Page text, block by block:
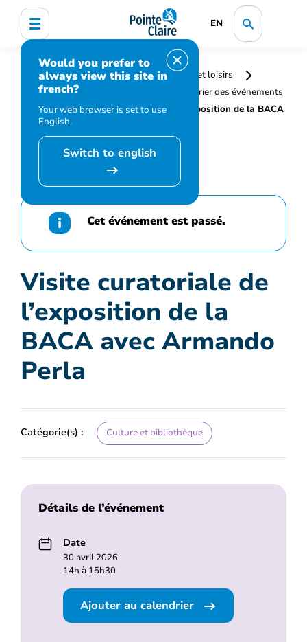
EN
Would you prefer to
always view this site in
french?
Your web browser is set to use
English.
Switch to english
Accueil
Bibliothèque, culture, sports et loisirs
Programmation et inscription
Calendrier des événements
et activités
Visite curatoriale de l’exposition de la BACA
avec Armando Perla
Cet événement est passé.
Visite curatoriale de
l’exposition de la
BACA avec Armando
Perla
Catégorie(s) : Culture et bibliothèque
Détails de l’événement
Date
30 avril 2026
14h à 15h30
Ajouter au calendrier